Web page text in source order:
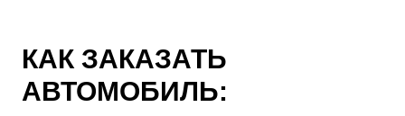
КАК ЗАКАЗАТЬ
АВТОМОБИЛЬ: